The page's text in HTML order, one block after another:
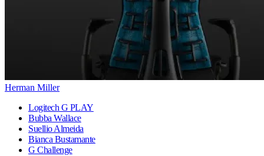
Herman Miller
Logitech G PLAY
Bubba Wallace
Suellio Almeida
Bianca Bustamante
G Challenge